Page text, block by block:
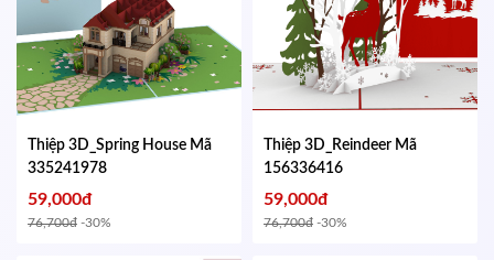
Thiệp 3D_Spring House Mã
335241978
59,000đ
76,700đ -30%
Thiệp 3D_Reindeer Mã
156336416
59,000đ
76,700đ -30%